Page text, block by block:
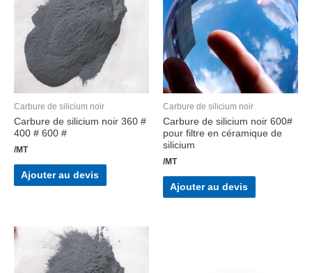
Carbure de silicium noir
Carbure de silicium noir 360 #
400 # 600 #
/MT
Ajouter au devis
Carbure de silicium noir
Carbure de silicium noir 600#
pour filtre en céramique de
silicium
/MT
Ajouter au devis